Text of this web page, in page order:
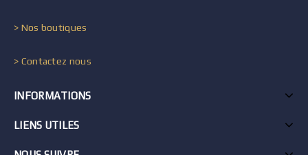
> Nos boutiques
> Contactez nous
INFORMATIONS
LIENS UTILES